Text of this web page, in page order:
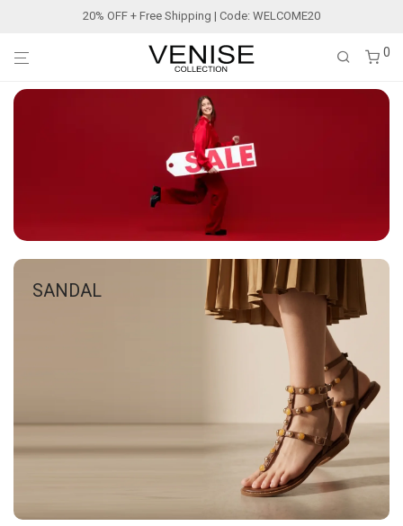
20% OFF + Free Shipping | Code: WELCOME20
0
SANDAL